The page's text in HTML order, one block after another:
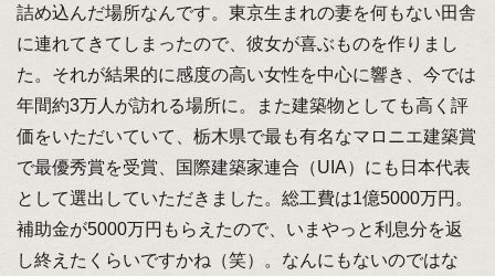
詰め込んだ場所なんです。東京生まれの妻を何もない田舎
に連れてきてしまったので、彼女が喜ぶものを作りまし
た。それが結果的に感度の高い女性を中心に響き、今では
年間約3万人が訪れる場所に。また建築物としても高く評
価をいただいていて、栃木県で最も有名なマロニエ建築賞
で最優秀賞を受賞、国際建築家連合（UIA）にも日本代表
として選出していただきました。総工費は1億5000万円。
補助金が5000万円もらえたので、いまやっと利息分を返
し終えたくらいですかね（笑）。なんにもないのではな